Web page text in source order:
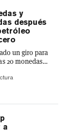
y que
contra ellas a
Además,
y
después
un giro para
20 monedas
de
está de
moneda.
antes de
pérdida de
a